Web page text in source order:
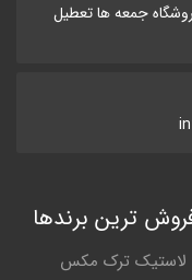
9 الی20---------فروشگاه جمعه ها تعطیل
ترین برندها
لاستیک ترک مکس